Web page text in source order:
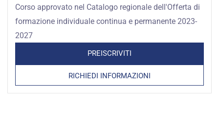
originale
306,00 €.
attuale
91,80 €.
Corso approvato nel Catalogo regionale dell'Offerta di
formazione individuale continua e permanente 2023-
2027
PREISCRIVITI
RICHIEDI INFORMAZIONI